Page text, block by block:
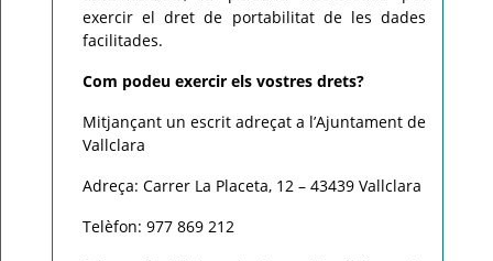
exercir el dret de portabilitat de les dades
facilitades.
Com podeu exercir els vostres drets?
Mitjançant un escrit adreçat a l’Ajuntament de
Vallclara
Adreça: Carrer La Placeta, 12 – 43439 Vallclara
Telèfon: 977 869 212